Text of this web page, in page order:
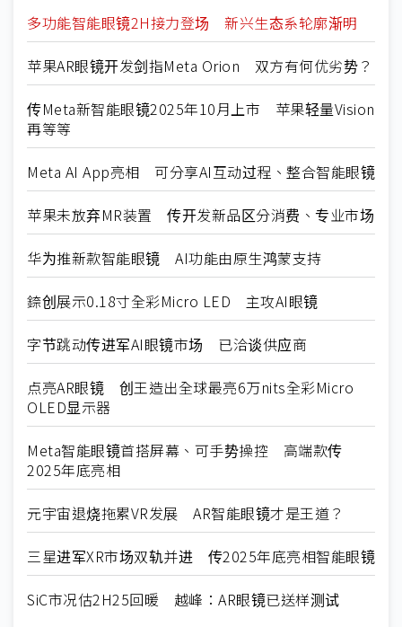
多功能智能眼镜2H接力登场 新兴生态系轮廓渐明
苹果AR眼镜开发剑指Meta Orion 双方有何优劣势？
传Meta新智能眼镜2025年10月上市 苹果轻量Vision
再等等
Meta AI App亮相 可分享AI互动过程、整合智能眼镜
苹果未放弃MR装置 传开发新品区分消费、专业市场
华为推新款智能眼镜 AI功能由原生鸿蒙支持
錼创展示0.18寸全彩Micro LED 主攻AI眼镜
字节跳动传进军AI眼镜市场 已洽谈供应商
点亮AR眼镜 创王造出全球最亮6万nits全彩Micro
OLED显示器
Meta智能眼镜首搭屏幕、可手势操控 高端款传
2025年底亮相
元宇宙退烧拖累VR发展 AR智能眼镜才是王道？
三星进军XR市场双轨并进 传2025年底亮相智能眼镜
SiC市况估2H25回暖 越峰：AR眼镜已送样测试